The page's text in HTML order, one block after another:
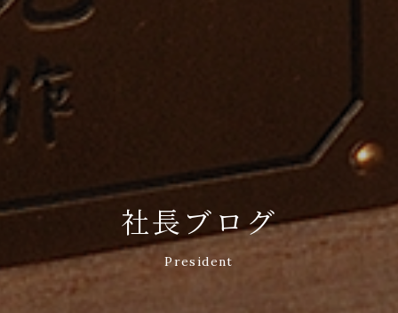
社長ブログ
President